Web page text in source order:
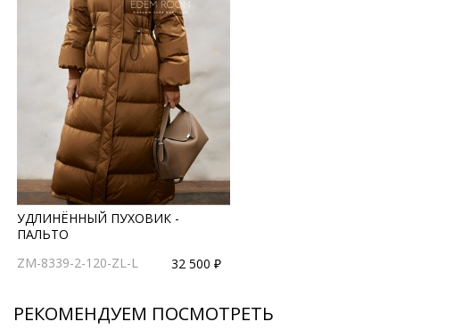
УДЛИНЁННЫЙ ПУХОВИК -
ПАЛЬТО
ZM-8339-2-120-ZL-L
32 500 ₽
РЕКОМЕНДУЕМ ПОСМОТРЕТЬ